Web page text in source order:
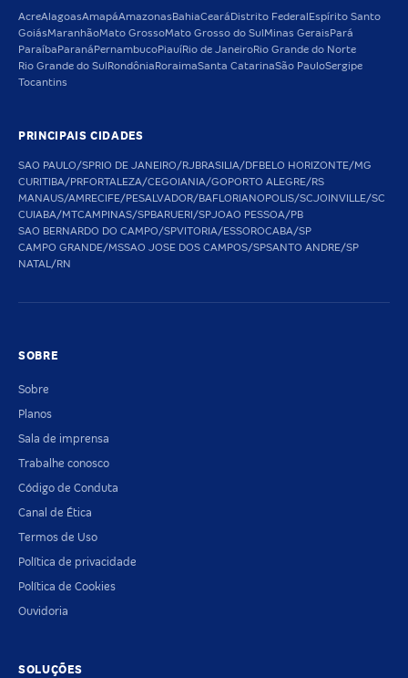
AcreAlagoasAmapáAmazonas BahiaCeará Distrito Federal Espírito Santo
GoiásMaranhãoMato GrossoMato Grosso do Sul Minas Gerais Pará
Paraíba Paraná PernambucoPiauíRio de JaneiroRio Grande do Norte
Rio Grande do Sul Rondônia RoraimaSanta CatarinaSão PauloSergipe
Tocantins
PRINCIPAIS CIDADES
SAO PAULO/SPRIO DE JANEIRO/RJBRASILIA/DFBELO HORIZONTE/MG
CURITIBA/PRFORTALEZA/CEGOIANIA/GOPORTO ALEGRE/RS
MANAUS/AMRECIFE/PESALVADOR/BAFLORIANOPOLIS/SCJOINVILLE/SC
CUIABA/MTCAMPINAS/SPBARUERI/SPJOAO PESSOA/PB
SAO BERNARDO DO CAMPO/SPVITORIA/ESSOROCABA/SP
CAMPO GRANDE/MSSAO JOSE DOS CAMPOS/SPSANTO ANDRE/SP
NATAL/RN
SOBRE
Sobre
Planos
Sala de imprensa
Trabalhe conosco
Código de Conduta
Canal de Ética
Termos de Uso
Política de privacidade
Política de Cookies
Ouvidoria
SOLUÇÕES